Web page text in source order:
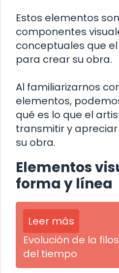
Estos elementos
componentes
conceptuales que
para crear su obra.
Al familiarizarnos
elementos,
qué es lo que el
transmitir y
su obra.
Elementos
forma y línea
Leer más
Evolución de la
del tiempo